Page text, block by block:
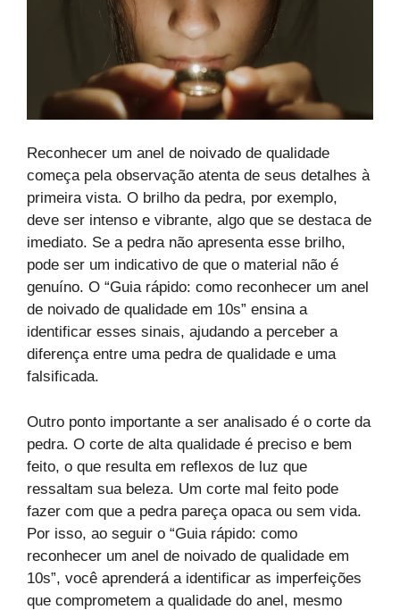
Reconhecer um anel de noivado de qualidade
começa pela observação atenta de seus detalhes à
primeira vista. O brilho da pedra, por exemplo,
deve ser intenso e vibrante, algo que se destaca de
imediato. Se a pedra não apresenta esse brilho,
pode ser um indicativo de que o material não é
genuíno. O “Guia rápido: como reconhecer um anel
de noivado de qualidade em 10s” ensina a
identificar esses sinais, ajudando a perceber a
diferença entre uma pedra de qualidade e uma
falsificada.
Outro ponto importante a ser analisado é o corte da
pedra. O corte de alta qualidade é preciso e bem
feito, o que resulta em reflexos de luz que
ressaltam sua beleza. Um corte mal feito pode
fazer com que a pedra pareça opaca ou sem vida.
Por isso, ao seguir o “Guia rápido: como
reconhecer um anel de noivado de qualidade em
10s”, você aprenderá a identificar as imperfeições
que comprometem a qualidade do anel, mesmo